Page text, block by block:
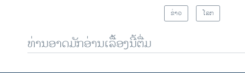
ຂ່າວ
ໂລກ
ທ່ານອາດມັກອ່ານເລື້ອງນີ້ຕື່ມ